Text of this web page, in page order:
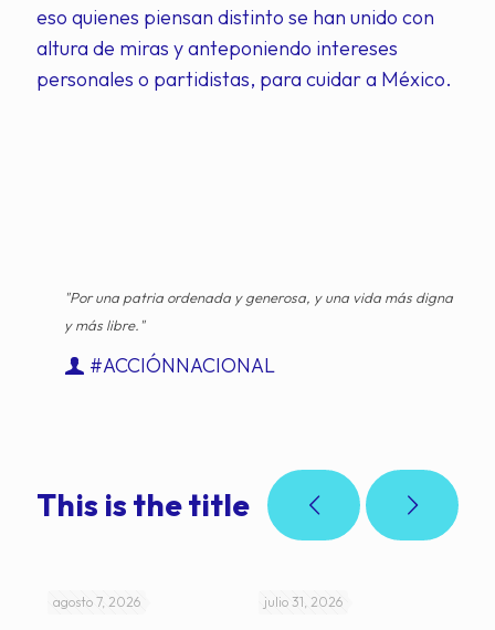
eso quienes piensan distinto se han unido con
altura de miras y anteponiendo intereses
personales o partidistas, para cuidar a México.
"Por una patria ordenada y generosa, y una vida más digna
y más libre."
#ACCIÓNNACIONAL
This is the title
agosto 7, 2026 julio 31, 2026